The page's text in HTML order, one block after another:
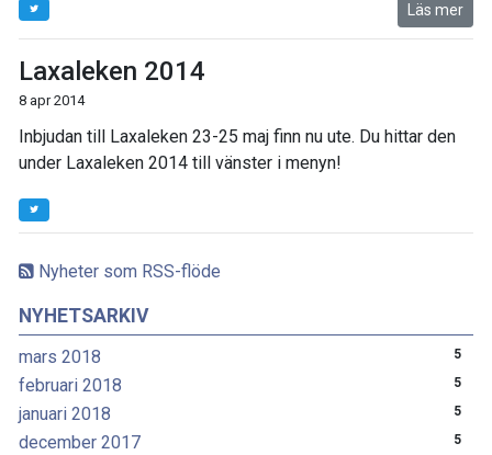
Nyheter som RSS-flöde
NYHETSARKIV
mars 2018 5
februari 2018 5
januari 2018 5
december 2017 5
Läs mer
Laxaleken 2014
8 apr 2014
Inbjudan till Laxaleken 23-25 maj finn nu ute. Du hittar den
under Laxaleken 2014 till vänster i menyn!